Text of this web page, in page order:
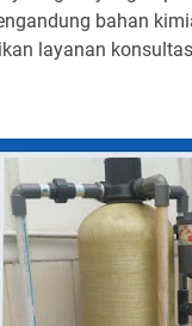
bahan
layanan